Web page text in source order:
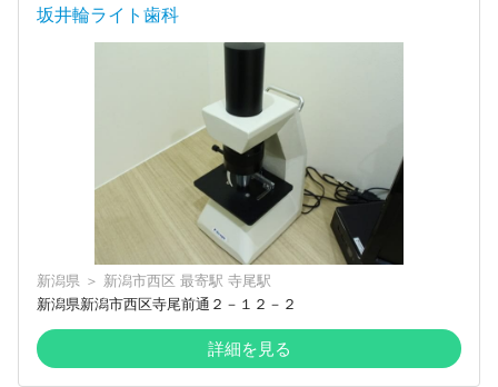
坂井輪ライト歯科
新潟県 ＞ 新潟市西区 最寄駅 寺尾駅
新潟県新潟市西区寺尾前通２－１２－２
詳細を見る